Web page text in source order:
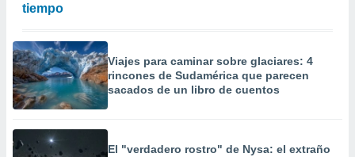
tiempo
Viajes para caminar sobre glaciares: 4
rincones de Sudamérica que parecen
sacados de un libro de cuentos
El "verdadero rostro" de Nysa: el extraño